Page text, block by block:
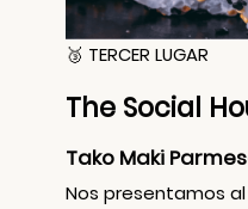
🥉 TERCER LUGAR
The Social
Tako Maki
Nos presentamos